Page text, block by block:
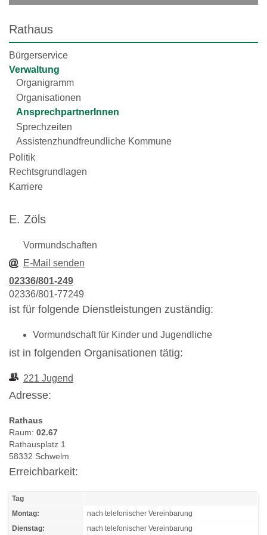
Rathaus
Bürgerservice
Verwaltung
Organigramm
Organisationen
AnsprechpartnerInnen
Sprechzeiten
Assistenzhundfreundliche Kommune
Politik
Rechtsgrundlagen
Karriere
E. Zöls
Vormundschaften
E-Mail senden
02336/801-249
02336/801-77249
ist für folgende Dienstleistungen zuständig:
Vormundschaft für Kinder und Jugendliche
ist in folgenden Organisationen tätig:
221 Jugend
Adresse:
Rathaus
Raum: 02.67
Rathausplatz 1
58332 Schwelm
Erreichbarkeit:
Tag
Montag: nach telefonischer Vereinbarung
Dienstag: nach telefonischer Vereinbarung